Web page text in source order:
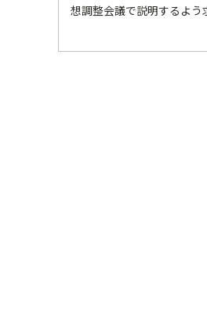
想調整会議で説明するよう